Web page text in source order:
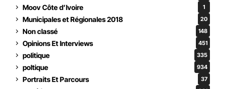
Moov Côte d’Ivoire 1
Municipales et Régionales 2018 20
Non classé 148
Opinions Et Interviews 451
politique 335
poltique 934
Portraits Et Parcours 37